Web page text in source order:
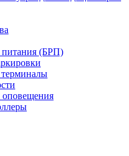
питания (БРП)